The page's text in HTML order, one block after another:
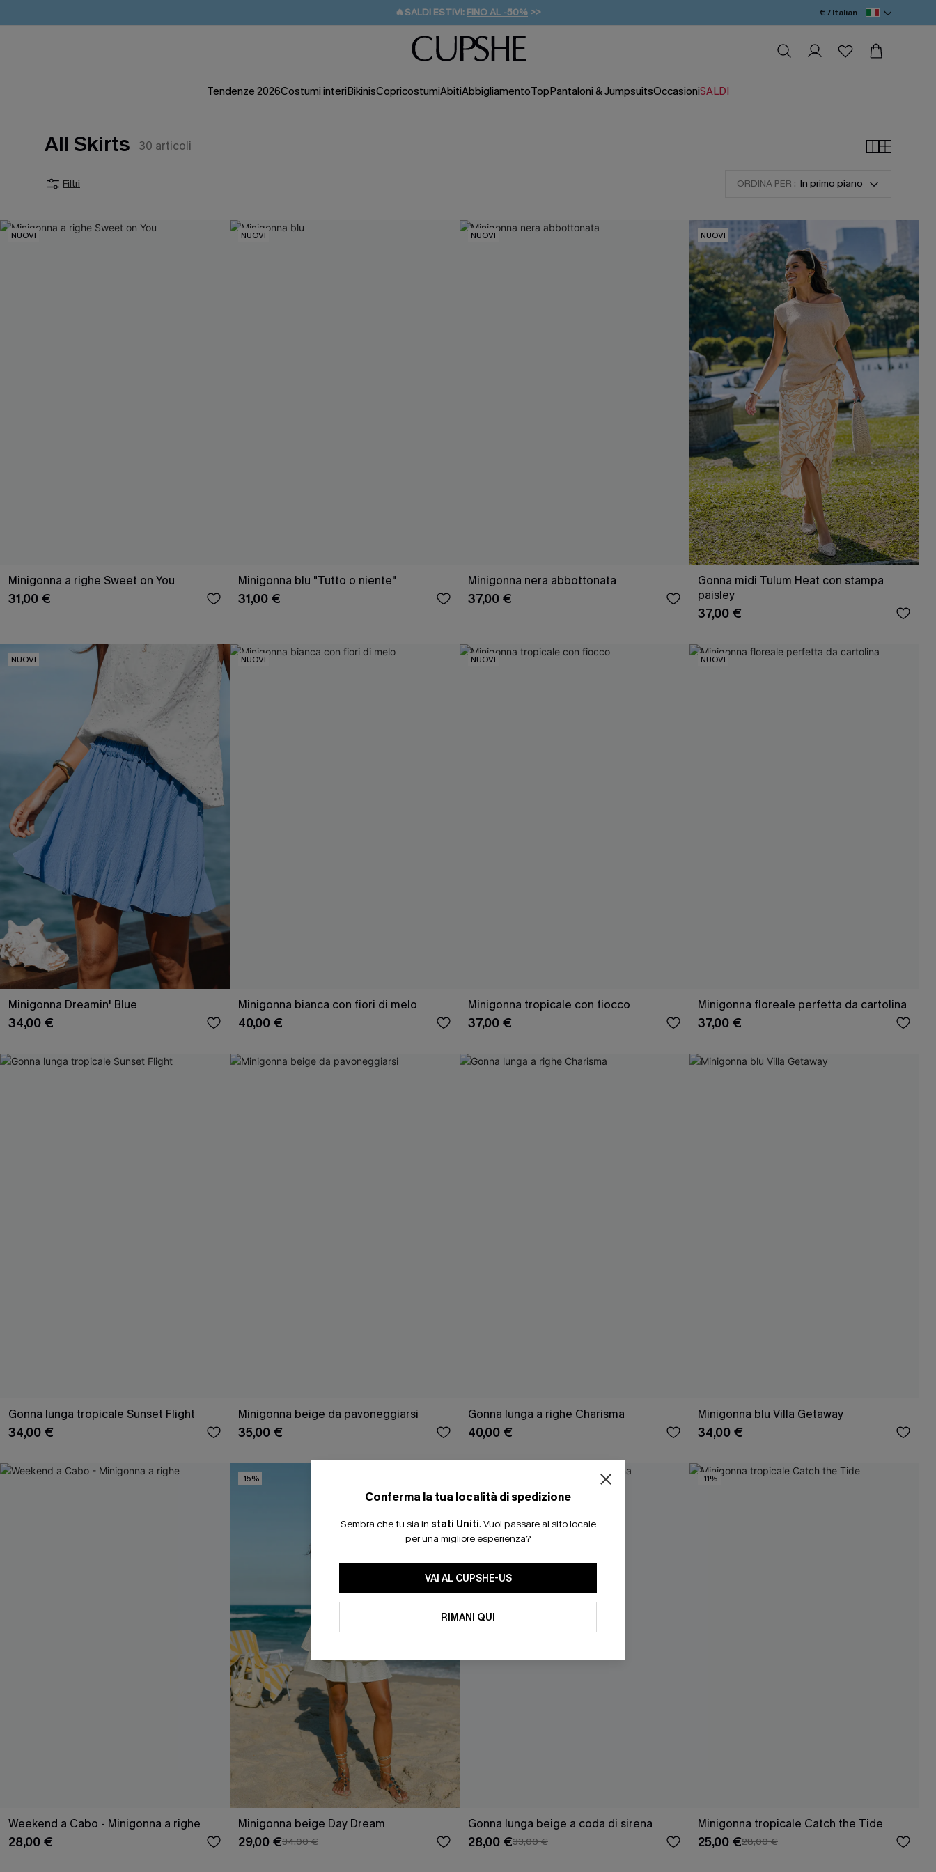
🔥SALDI ESTIVI: FINO AL -50% >>
🚚SPEDIZIONE GRATUITA DA 49€
💌REGALO PER I NUOVI: 20% DI SCONTO*
€ / Italian
Tendenze 2026Costumi interiBikinisCopricostumiAbitiAbbigliamentoTopPantaloni & JumpsuitsOccasioniSALDI
All Skirts 30 articoli
Filtri ORDINA PER : In primo piano
NUOVI
Minigonna a righe Sweet on You
31,00 €
NUOVI
Minigonna blu "Tutto o niente"
31,00 €
NUOVI
Minigonna nera abbottonata
37,00 €
NUOVI
Gonna midi Tulum Heat con stampa
paisley
37,00 €
NUOVI
Minigonna Dreamin' Blue
34,00 €
NUOVI
Minigonna bianca con fiori di melo
40,00 €
NUOVI
Minigonna tropicale con fiocco
37,00 €
NUOVI
Minigonna floreale perfetta da cartolina
37,00 €
Gonna lunga tropicale Sunset Flight
34,00 €
Minigonna beige da pavoneggiarsi
35,00 €
Gonna lunga a righe Charisma
40,00 €
Minigonna blu Villa Getaway
34,00 €
Weekend a Cabo - Minigonna a righe
28,00 €
-15%
Minigonna beige Day Dream
29,00 €34,00 €
Gonna lunga beige a coda di sirena
28,00 €33,00 €
-11%
Minigonna tropicale Catch the Tide
25,00 €28,00 €
Conferma la tua località di spedizione
Sembra che tu sia in stati Uniti. Vuoi passare al sito locale
per una migliore esperienza?
VAI AL CUPSHE-US
RIMANI QUI